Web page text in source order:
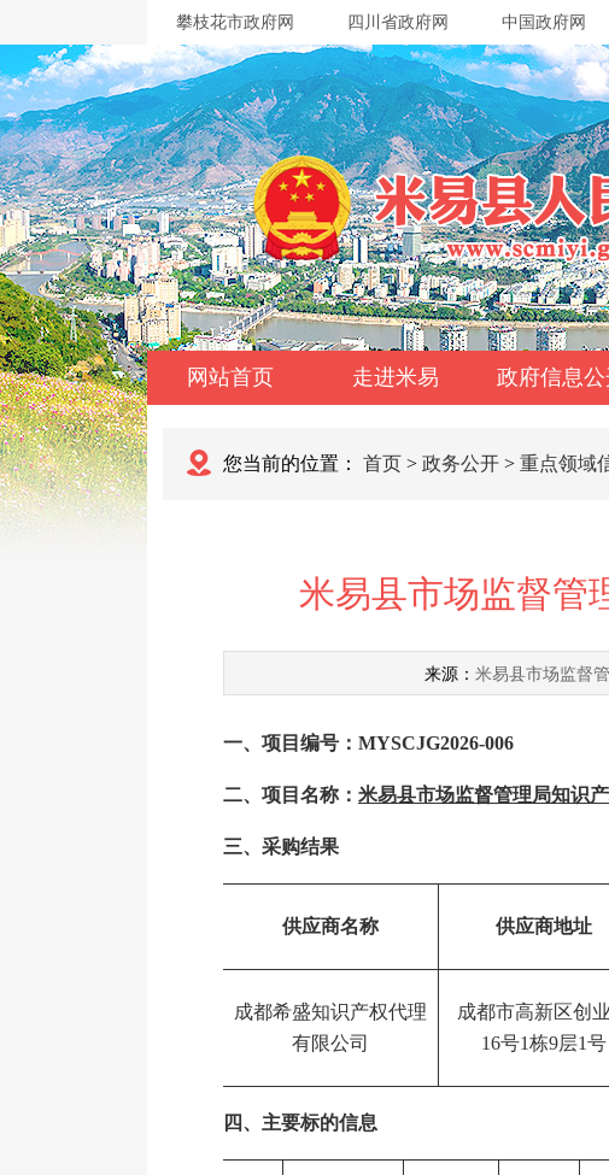
攀枝花市政府网 四川省政府网 中国政府网
网站首页 走进米易 政府信息
您当前的位置： 首页 > 政务公开 > 重点领域
米易县市场监督管
来源： 米易县市场监督
一、项目编号： MYSCJG2026-006
二、项目名称： 米易县市场监督管理局知识
三、采购结果
供应商名称 供应商地址
成都希盛知识产权代理
有限公司
成都市高新区创
16号1栋9层1号
四、主要标的信息